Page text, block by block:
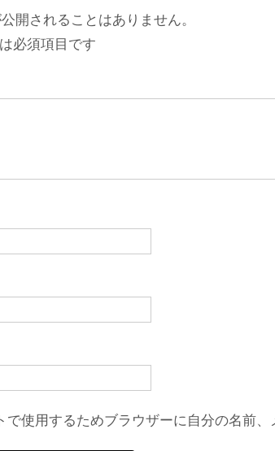
開されることはありません。
必須項目です
で使用するためブラウザーに自分の名前、